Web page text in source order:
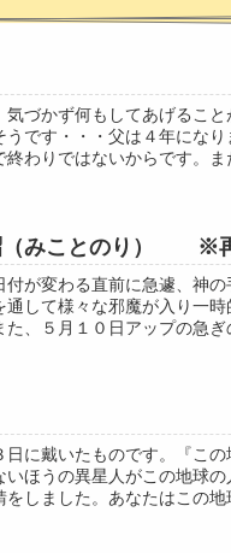
づかず何もしてあげるこ
です・・・父は４年にな
わりではないからです。ま
（みことのり） ※
が変わる直前に急遽、神
して様々な邪魔が入り一
、５月１０日アップの急ぎ
に戴いたものです。『こ
ほうの異星人がこの地球の
しました。あなたはこの地